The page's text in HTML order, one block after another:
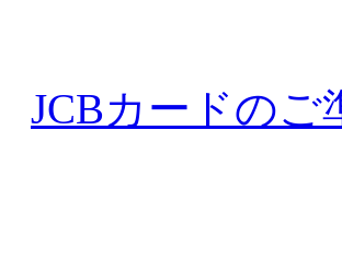
JCBカードのご